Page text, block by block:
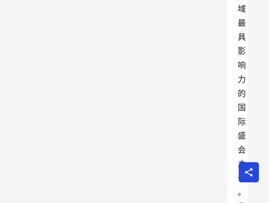
域
最
具
影
响
力
的
国
际
盛
会
之
一
。